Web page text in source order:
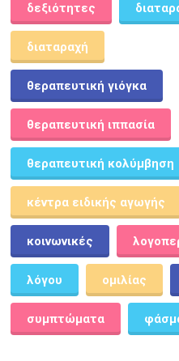
δεξιότητες
διαταραχή
θεραπευτική γιόγκα
θεραπευτική ιππασία
θεραπευτική κολύμβηση
κέντρα ειδικής αγωγής
κοινωνικές
λόγου ομιλίας
συμπτώματα